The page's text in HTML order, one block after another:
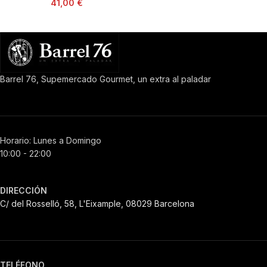
41,00 €
Barrel 76, Supemercado Gourmet, un extra al paladar
Horario: Lunes a Domingo
10:00 - 22:00
DIRECCIÓN
C/ del Rosselló, 58, L'Eixample, 08029 Barcelona
TELÉFONO